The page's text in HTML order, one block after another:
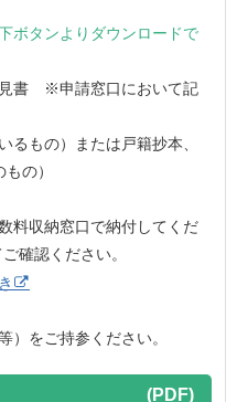
ボタンよりダウンロードで
見書 ※申請窓口において記
るもの）または戸籍抄本、
の）
料収納窓口で納付してくだ
確認ください。
）をご持参ください。